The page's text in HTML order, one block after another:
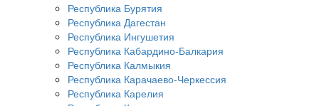
Республика Бурятия
Республика Дагестан
Республика Ингушетия
Республика Кабардино-Балкария
Республика Калмыкия
Республика Карачаево-Черкессия
Республика Карелия